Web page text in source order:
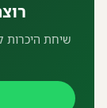
שיחת היכרות